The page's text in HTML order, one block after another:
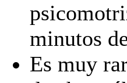
minutos
Es muy